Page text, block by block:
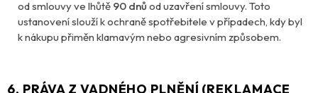
od smlouvy ve lhůtě 90 dnů od uzavření smlouvy. Toto
ustanovení slouží k ochraně spotřebitele v případech, kdy byl
k nákupu přiměn klamavým nebo agresivním způsobem.
6. PRÁVA Z VADNÉHO PLNĚNÍ (REKLAMACE